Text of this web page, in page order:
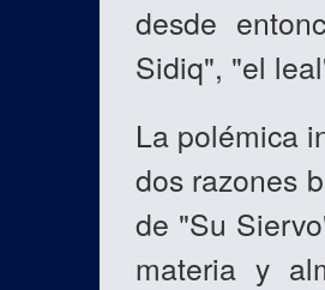
desde
Sidiq", "el
La polémica
dos razones
de "Su
materia y